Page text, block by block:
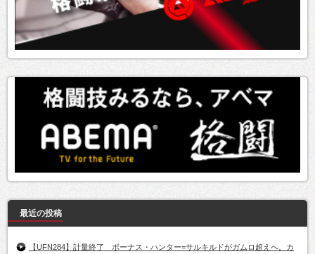
最近の投稿
【UFN284】計量終了 ボーナス・ハンター=サルキルドがガムロ超えへ。カ